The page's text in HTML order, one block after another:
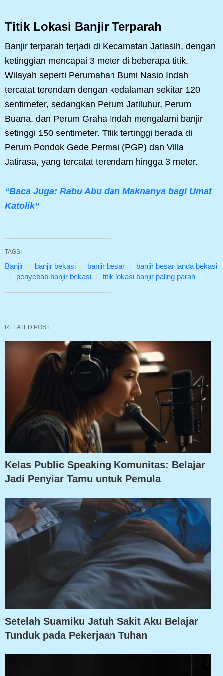
Titik Lokasi Banjir Terparah
Banjir terparah terjadi di Kecamatan Jatiasih, dengan
ketinggian mencapai 3 meter di beberapa titik.
Wilayah seperti Perumahan Bumi Nasio Indah
tercatat terendam dengan kedalaman sekitar 120
sentimeter, sedangkan Perum Jatiluhur, Perum
Buana, dan Perum Graha Indah mengalami banjir
setinggi 150 sentimeter. Titik tertinggi berada di
Perum Pondok Gede Permai (PGP) dan Villa
Jatirasa, yang tercatat terendam hingga 3 meter.
“Baca Juga: Rabu Abu dan Maknanya bagi Umat
Katolik”
TAGS:
Banjir banjir bekasi banjir besar
banjir besar landa bekasi
penyebab banjir bekasi
titik lokasi banjir paling parah
RELATED POST
Kelas Public Speaking Komunitas: Belajar
Jadi Penyiar Tamu untuk Pemula
Setelah Suamiku Jatuh Sakit Aku Belajar
Tunduk pada Pekerjaan Tuhan